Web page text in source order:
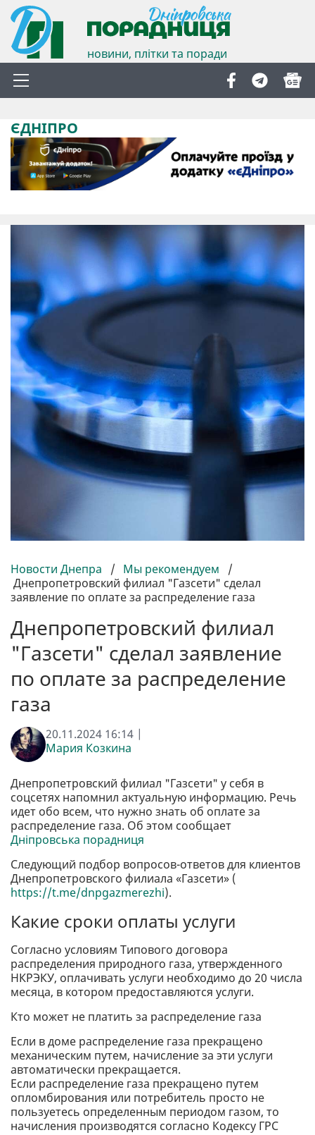
новини, плітки та поради
ЄДНІПРО
Новости Днепра / Мы рекомендуем
/
Днепропетровский филиал "Газсети" сделал
заявление по оплате за распределение газа
Днепропетровский филиал
"Газсети" сделал заявление
по оплате за распределение
газа
20.11.2024 16:14 |
Мария Козкина
Днепропетровский филиал "Газсети" у себя в
соцсетях напомнил актуальную информацию. Речь
идет обо всем, что нужно знать об оплате за
распределение газа. Об этом сообщает
Дніпровська порадниця
Следующий подбор вопросов-ответов для клиентов
Днепропетровского филиала «Газсети» (
https://t.me/dnpgazmerezhi).
Какие сроки оплаты услуги
Согласно условиям Типового договора
распределения природного газа, утвержденного
НКРЭКУ, оплачивать услуги необходимо до 20 числа
месяца, в котором предоставляются услуги.
Кто может не платить за распределение газа
Если в доме распределение газа прекращено
механическим путем, начисление за эти услуги
автоматически прекращается.
Если распределение газа прекращено путем
опломбирования или потребитель просто не
пользуетесь определенным периодом газом, то
начисления производятся согласно Кодексу ГРС